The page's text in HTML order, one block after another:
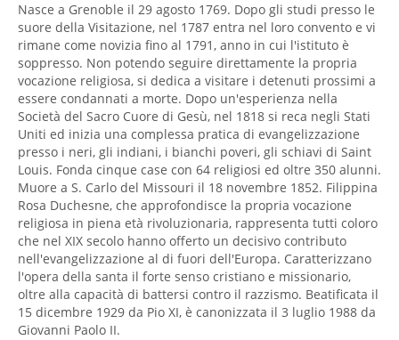
Nasce a Grenoble il 29 agosto 1769. Dopo gli studi presso le
suore della Visitazione, nel 1787 entra nel loro convento e vi
rimane come novizia fino al 1791, anno in cui l'istituto è
soppresso. Non potendo seguire direttamente la propria
vocazione religiosa, si dedica a visitare i detenuti prossimi a
essere condannati a morte. Dopo un'esperienza nella
Società del Sacro Cuore di Gesù, nel 1818 si reca negli Stati
Uniti ed inizia una complessa pratica di evangelizzazione
presso i neri, gli indiani, i bianchi poveri, gli schiavi di Saint
Louis. Fonda cinque case con 64 religiosi ed oltre 350 alunni.
Muore a S. Carlo del Missouri il 18 novembre 1852. Filippina
Rosa Duchesne, che approfondisce la propria vocazione
religiosa in piena età rivoluzionaria, rappresenta tutti coloro
che nel XIX secolo hanno offerto un decisivo contributo
nell'evangelizzazione al di fuori dell'Europa. Caratterizzano
l'opera della santa il forte senso cristiano e missionario,
oltre alla capacità di battersi contro il razzismo. Beatificata il
15 dicembre 1929 da Pio XI, è canonizzata il 3 luglio 1988 da
Giovanni Paolo II.